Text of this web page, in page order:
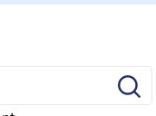
nombreux vestiges
lacustre du lac de
peuple gaulois
dominée par les
de villes comme
région se développe